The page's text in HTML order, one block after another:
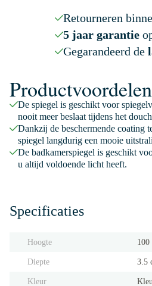
Retourneren
5 jaar garantie
Gegarandeerd de
Productvoordelen
De spiegel is geschikt voor
nooit meer beslaat tijdens het
Dankzij de beschermende coating
spiegel langdurig een mooie
De badkamerspiegel is geschikt
u altijd voldoende licht heeft.
Specificaties
Hoogte 100
Diepte 3.5
Kleur